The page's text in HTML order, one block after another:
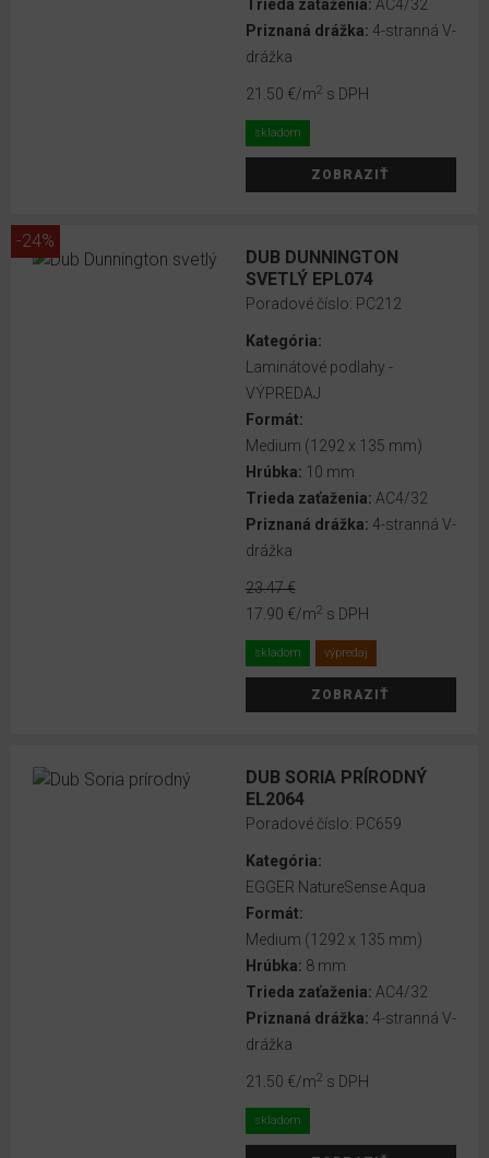
Trieda zaťaženia: AC4/32
Priznaná drážka: 4-stranná V-
drážka
21.50 €/m2 s DPH
skladom
ZOBRAZIŤ
-24%
DUB DUNNINGTON
SVETLÝ EPL074
Poradové číslo: PC212
Kategória:
Laminátové podlahy -
VÝPREDAJ
Formát:
Medium (1292 x 135 mm)
Hrúbka: 10 mm
Trieda zaťaženia: AC4/32
Priznaná drážka: 4-stranná V-
drážka
23.47 €
17.90 €/m2 s DPH
skladom výpredaj
ZOBRAZIŤ
DUB SORIA PRÍRODNÝ
EL2064
Poradové číslo: PC659
Kategória:
EGGER NatureSense Aqua
Formát:
Medium (1292 x 135 mm)
Hrúbka: 8 mm
Trieda zaťaženia: AC4/32
Priznaná drážka: 4-stranná V-
drážka
21.50 €/m2 s DPH
skladom